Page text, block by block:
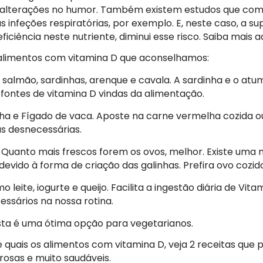
no humor. Também existem estudos que
infeções respiratórias, por exemplo. E, neste caso, a
neste nutriente, diminui esse risco. Saiba mais
com vitamina D que aconselhamos:
salmão, sardinhas, arenque e cavala. A sardinha e o
de vitamina D vindas da alimentação.
e Fígado de vaca. Aposte na carne vermelha cozida
desnecessárias.
mais frescos forem os ovos, melhor. Existe uma
à forma de criação das galinhas. Prefira ovo
leite, iogurte e queijo. Facilita a ingestão diária de
na nossa rotina.
é uma ótima opção para vegetarianos.
os alimentos com vitamina D, veja 2 receitas que
e muito saudáveis.